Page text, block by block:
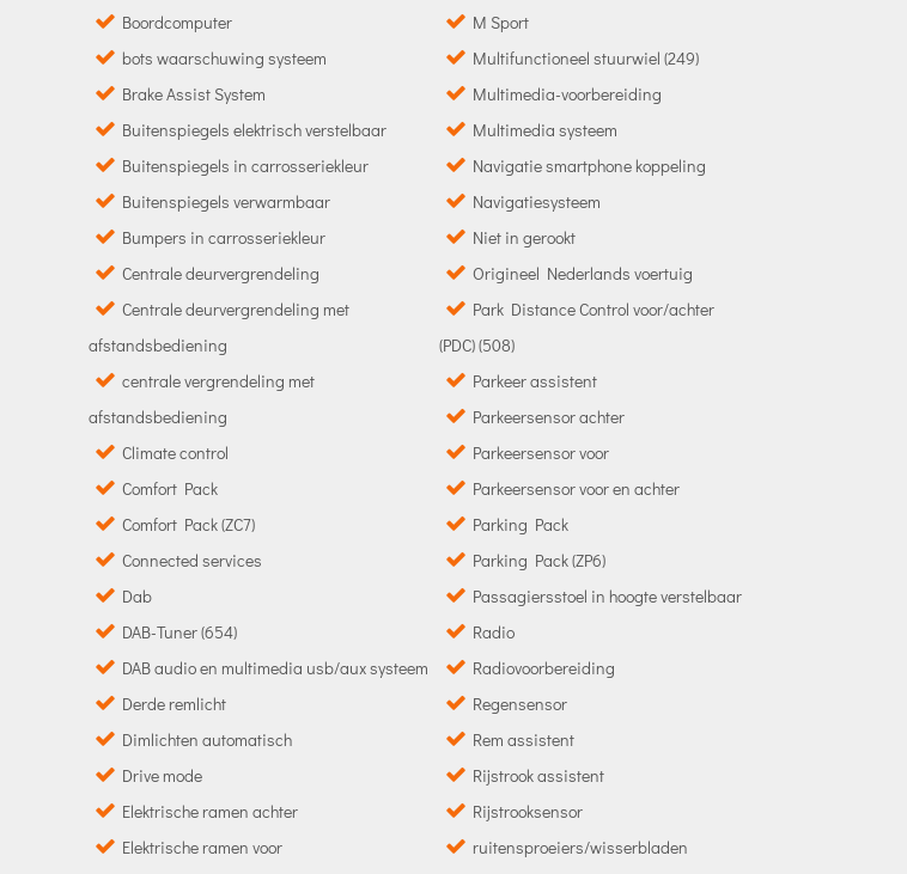
Boordcomputer
bots waarschuwing systeem
Brake Assist System
Buitenspiegels elektrisch verstelbaar
Buitenspiegels in carrosseriekleur
Buitenspiegels verwarmbaar
Bumpers in carrosseriekleur
Centrale deurvergrendeling
Centrale deurvergrendeling met
afstandsbediening
centrale vergrendeling met
afstandsbediening
Climate control
Comfort Pack
Comfort Pack (ZC7)
Connected services
Dab
DAB-Tuner (654)
DAB audio en multimedia usb/aux systeem
Derde remlicht
Dimlichten automatisch
Drive mode
Elektrische ramen achter
Elektrische ramen voor
M Sport
Multifunctioneel stuurwiel (249)
Multimedia-voorbereiding
Multimedia systeem
Navigatie smartphone koppeling
Navigatiesysteem
Niet in gerookt
Origineel Nederlands voertuig
Park Distance Control voor/achter
(PDC) (508)
Parkeer assistent
Parkeersensor achter
Parkeersensor voor
Parkeersensor voor en achter
Parking Pack
Parking Pack (ZP6)
Passagiersstoel in hoogte verstelbaar
Radio
Radiovoorbereiding
Regensensor
Rem assistent
Rijstrook assistent
Rijstrooksensor
ruitensproeiers/wisserbladen